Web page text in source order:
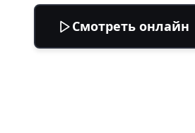
Смотреть онлайн